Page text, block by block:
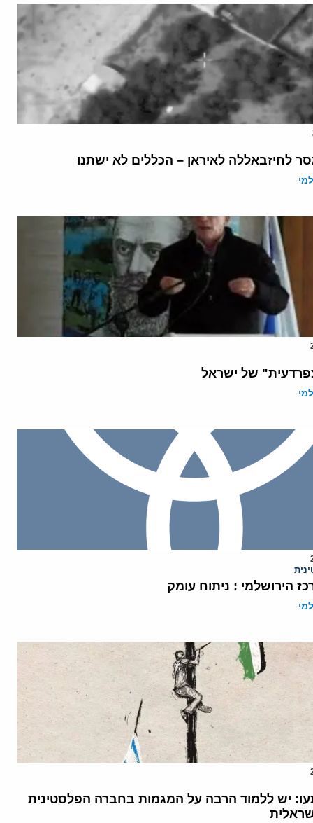
לחיזבאללה לאיראן – הכללים לא ישתנו
של ישראל
הירושלמי : ניתוח עומק
יש ללמוד הרבה על המגמות בחברה הפלסטינית